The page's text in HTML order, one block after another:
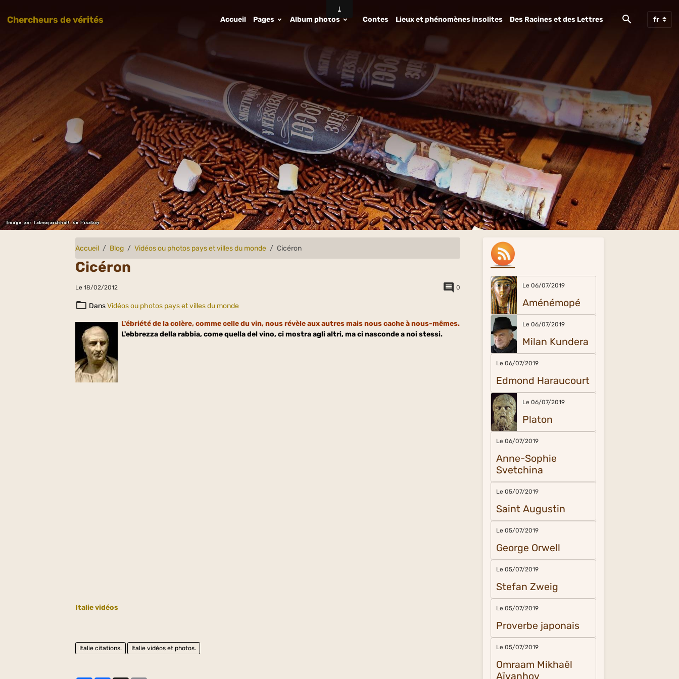
Chercheurs de vérités Accueil Pages Album photos Contes Lieux et phénomènes insolites Des Racines et des Lettres
Accueil Blog Vidéos ou photos pays et villes du monde Cicéron
Cicéron
Le 18/02/2012 0
DansVidéos ou photos pays et villes du monde
L'ébriété de la colère, comme celle du vin, nous révèle aux autres mais nous cache à nous-mêmes.
L'ebbrezza della rabbia, come quella del vino, ci mostra agli altri, ma ci nasconde a noi stessi.
Italie vidéos
Italie citations. Italie vidéos et photos.
Le 06/07/2019
Aménémopé
Le 06/07/2019
Milan Kundera
Le 06/07/2019
Edmond Haraucourt
Le 06/07/2019
Platon
Le 06/07/2019
Anne-Sophie
Svetchina
Le 05/07/2019
Saint Augustin
Le 05/07/2019
George Orwell
Le 05/07/2019
Stefan Zweig
Le 05/07/2019
Proverbe japonais
Le 05/07/2019
Omraam Mikhaël
Aïvanhov